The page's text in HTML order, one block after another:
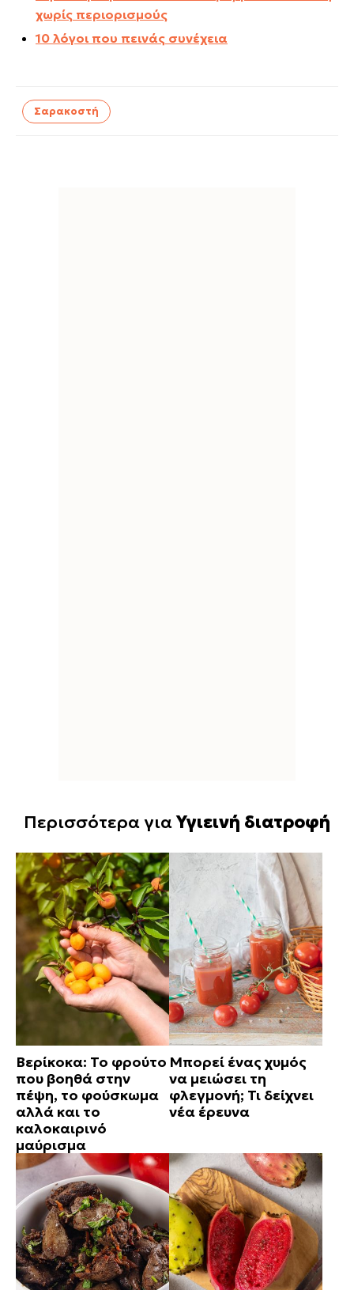
χωρίς περιορισμούς
10 λόγοι που πεινάς συνέχεια
Σαρακοστή
Περισσότερα γιαΥγιεινή διατροφή
Βερίκοκα: Το φρούτο
που βοηθά στην
πέψη, το φούσκωμα
αλλά και το
καλοκαιρινό
μαύρισμα
Μπορεί ένας χυμός
να μειώσει τη
φλεγμονή; Τι δείχνει
νέα έρευνα